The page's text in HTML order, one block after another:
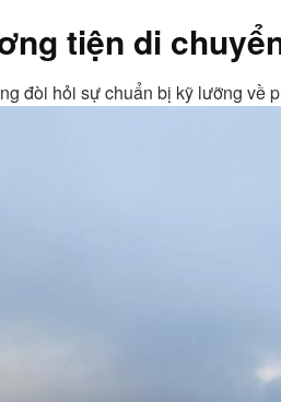
tiện di
đòi hỏi sự chuẩn bị kỹ lưỡng về